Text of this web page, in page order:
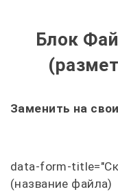
Блок
Заменить на свои
data-form-
(название файла)